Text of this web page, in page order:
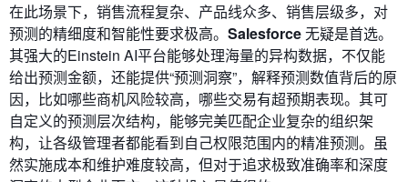
在此场景下，销售流程复杂、产品线众多、销售层级多，对
预测的精细度和智能性要求极高。 Salesforce无疑是首选。
其强大的Einstein AI平台能够处理海量的异构数据，不仅能
给出预测金额，还能提供“预测洞察”，解释预测数值背后的原
因，比如哪些商机风险较高，哪些交易有超预期表现。其可
自定义的预测层次结构，能够完美匹配企业复杂的组织架
构，让各级管理者都能看到自己权限范围内的精准预测。虽
然实施成本和维护难度较高，但对于追求极致准确率和深度